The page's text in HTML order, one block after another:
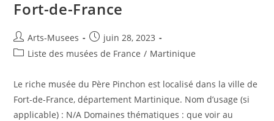
Fort-de-France
Arts-Musees
juin 28, 2023
Liste des musées de France / Martinique
Le riche musée du Père Pinchon est localisé dans la ville de
Fort-de-France, département Martinique. Nom d’usage (si
applicable) : N/A Domaines thématiques : que voir au